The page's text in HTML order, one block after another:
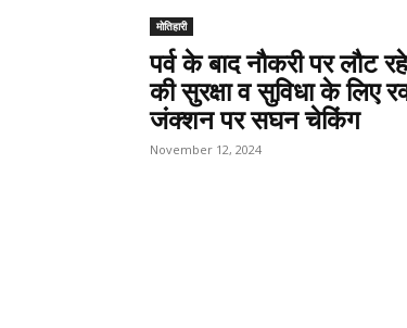
मोतिहारी
पर्व के बाद नौकरी पर लौट
की सुरक्षा व सुविधा के लिए
जंक्शन पर सघन चेकिंग
November 12, 2024